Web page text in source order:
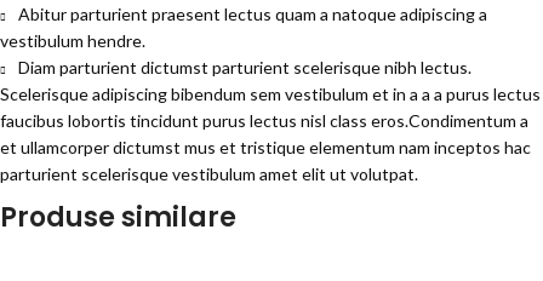
Abitur parturient praesent lectus quam a natoque adipiscing a
vestibulum hendre.
Diam parturient dictumst parturient scelerisque nibh lectus.
Scelerisque adipiscing bibendum sem vestibulum et in a a a purus lectus
faucibus lobortis tincidunt purus lectus nisl class eros.Condimentum a
et ullamcorper dictumst mus et tristique elementum nam inceptos hac
parturient scelerisque vestibulum amet elit ut volutpat.
Produse similare